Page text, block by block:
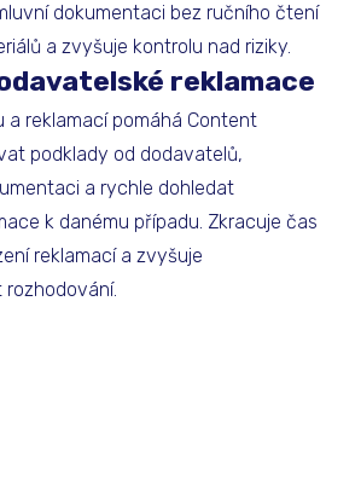
dokumentaci bez ručního čtení
a zvyšuje kontrolu nad riziky.
reklamace
a reklamací pomáhá Content
podklady od dodavatelů,
a rychle dohledat
k danému případu. Zkracuje čas
reklamací a zvyšuje